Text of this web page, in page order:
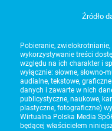
Źródło
Pobieranie,
wykorzystywanie treści
względu na ich charakter i
wyłącznie: słowne,
audialne, tekstowe,
danych i zawarte w nich
publicystyczne, naukowe,
plastyczne, fotograficzne)
Wirtualna Polska Media
będącej właścicielem